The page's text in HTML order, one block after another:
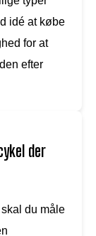
idé at købe
for at
efter
der
du måle